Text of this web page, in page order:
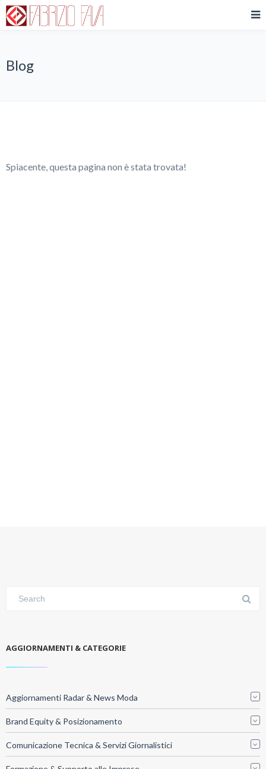
Blog
Spiacente, questa pagina non è stata trovata!
AGGIORNAMENTI & CATEGORIE
Aggiornamenti Radar & News Moda
Brand Equity & Posizionamento
Comunicazione Tecnica & Servizi Giornalistici